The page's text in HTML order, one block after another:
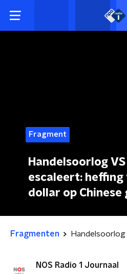
Fragment
Handelsoorlog
escaleert: heffing
dollar op Chinese
Fragmenten
NOS Radio 1 Journaal